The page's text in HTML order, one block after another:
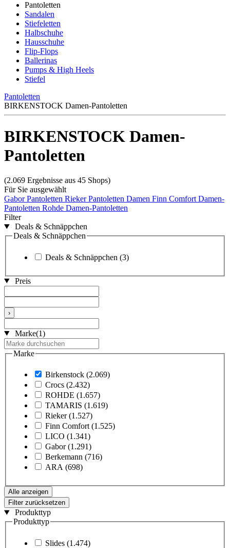
Pantoletten
Sandalen
Stiefeletten
Halbschuhe
Hausschuhe
Flip-Flops
Ballerinas
Pumps & High Heels
Stiefel
Pantoletten
BIRKENSTOCK Damen-Pantoletten
BIRKENSTOCK Damen-
Pantoletten
(2.069 Ergebnisse aus 45 Shops)
Für Sie ausgewählt
Gabor Pantoletten Rieker Pantoletten Damen Finn Comfort Damen-
Pantoletten Rohde Damen-Pantoletten
Filter
Deals & Schnäppchen
Deals & Schnäppchen
Deals & Schnäppchen (3)
Preis
›
Marke(1)
Marke
Birkenstock (2.069)
Crocs (2.432)
ROHDE (1.657)
TAMARIS (1.619)
Rieker (1.527)
Finn Comfort (1.525)
LICO (1.341)
Gabor (1.291)
Berkemann (716)
ARA (698)
Alle anzeigen
Filter zurücksetzen
Produkttyp
Produkttyp
Slides (1.474)